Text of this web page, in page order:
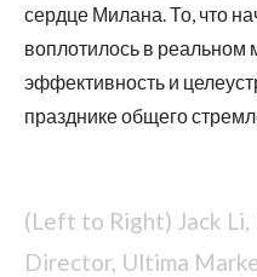
сердце Милана. То, что
воплотилось в реальном
эффективность и
празднике общего
(Left to Right) Jack Li,
Director, Ultima